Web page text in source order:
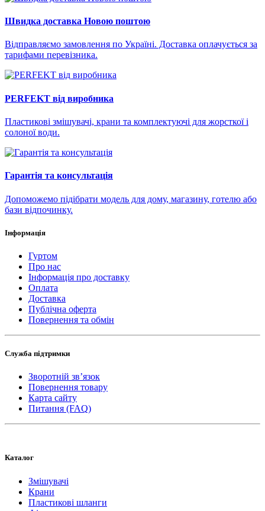
Швидка доставка Новою поштою
Відправляємо замовлення по Україні. Доставка оплачується за
тарифами перевізника.
PERFEKT від виробника
Пластикові змішувачі, крани та комплектуючі для жорсткої і
солоної води.
Гарантія та консультація
Допоможемо підібрати модель для дому, магазину, готелю або
бази відпочинку.
Інформація
Гуртом
Про нас
Інформація про доставку
Оплата
Доставка
Публічна оферта
Повернення та обмін
Служба підтримки
Зворотній зв’язок
Повернення товару
Карта сайту
Питання (FAQ)
Каталог
Змішувачі
Крани
Пластикові шланги